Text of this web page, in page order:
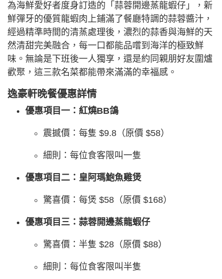
為海鮮愛好者度身訂造的「蒜蓉開邊蒸龍蝦仔」，新
鮮彈牙的優質龍蝦肉上鋪滿了餐廳特調的蒜蓉醬汁，
經過精準時間的清蒸處理後，濃烈的蒜香與海鮮的天
然清甜完美融合，每一口都能品嚐到海洋的極致鮮
味。無論是下班後一人獨享，還是約同親朋好友圍爐
歡聚，這三款名菜都能帶來滿滿的幸福感。
逸豪軒晚餐優惠詳情
優惠項目一：紅燒BB鴿
震撼價：每隻 $9.8（原價 $58）
細則：每位食客限叫一隻
優惠項目二：皇阿瑪鮑魚雞煲
驚喜價：每煲 $58（原價 $168）
優惠項目三：蒜蓉開邊蒸龍蝦仔
驚喜價：半隻 $28（原價 $88）
細則：每位食客限叫半隻